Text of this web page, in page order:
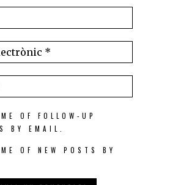
OF FOLLOW-UP
BY EMAIL.
OF NEW POSTS BY